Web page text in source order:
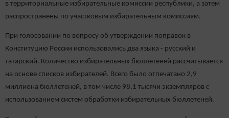
в территориальные избирательные комиссии республики, а затем
распространены по участковым избирательным комиссиям.
При голосовании по вопросу об утверждении поправок в
Конституцию России использовались два языка - русский и
татарский. Количество избирательных бюллетеней рассчитывается
на основе списков избирателей. Всего было отпечатано 2,9
миллиона бюллетеней, в том числе 98,1 тысячи экземпляров с
использованием систем обработки избирательных бюллетеней.